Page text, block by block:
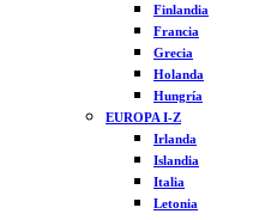
Finlandia
Francia
Grecia
Holanda
Hungría
EUROPA I-Z
Irlanda
Islandia
Italia
Letonia